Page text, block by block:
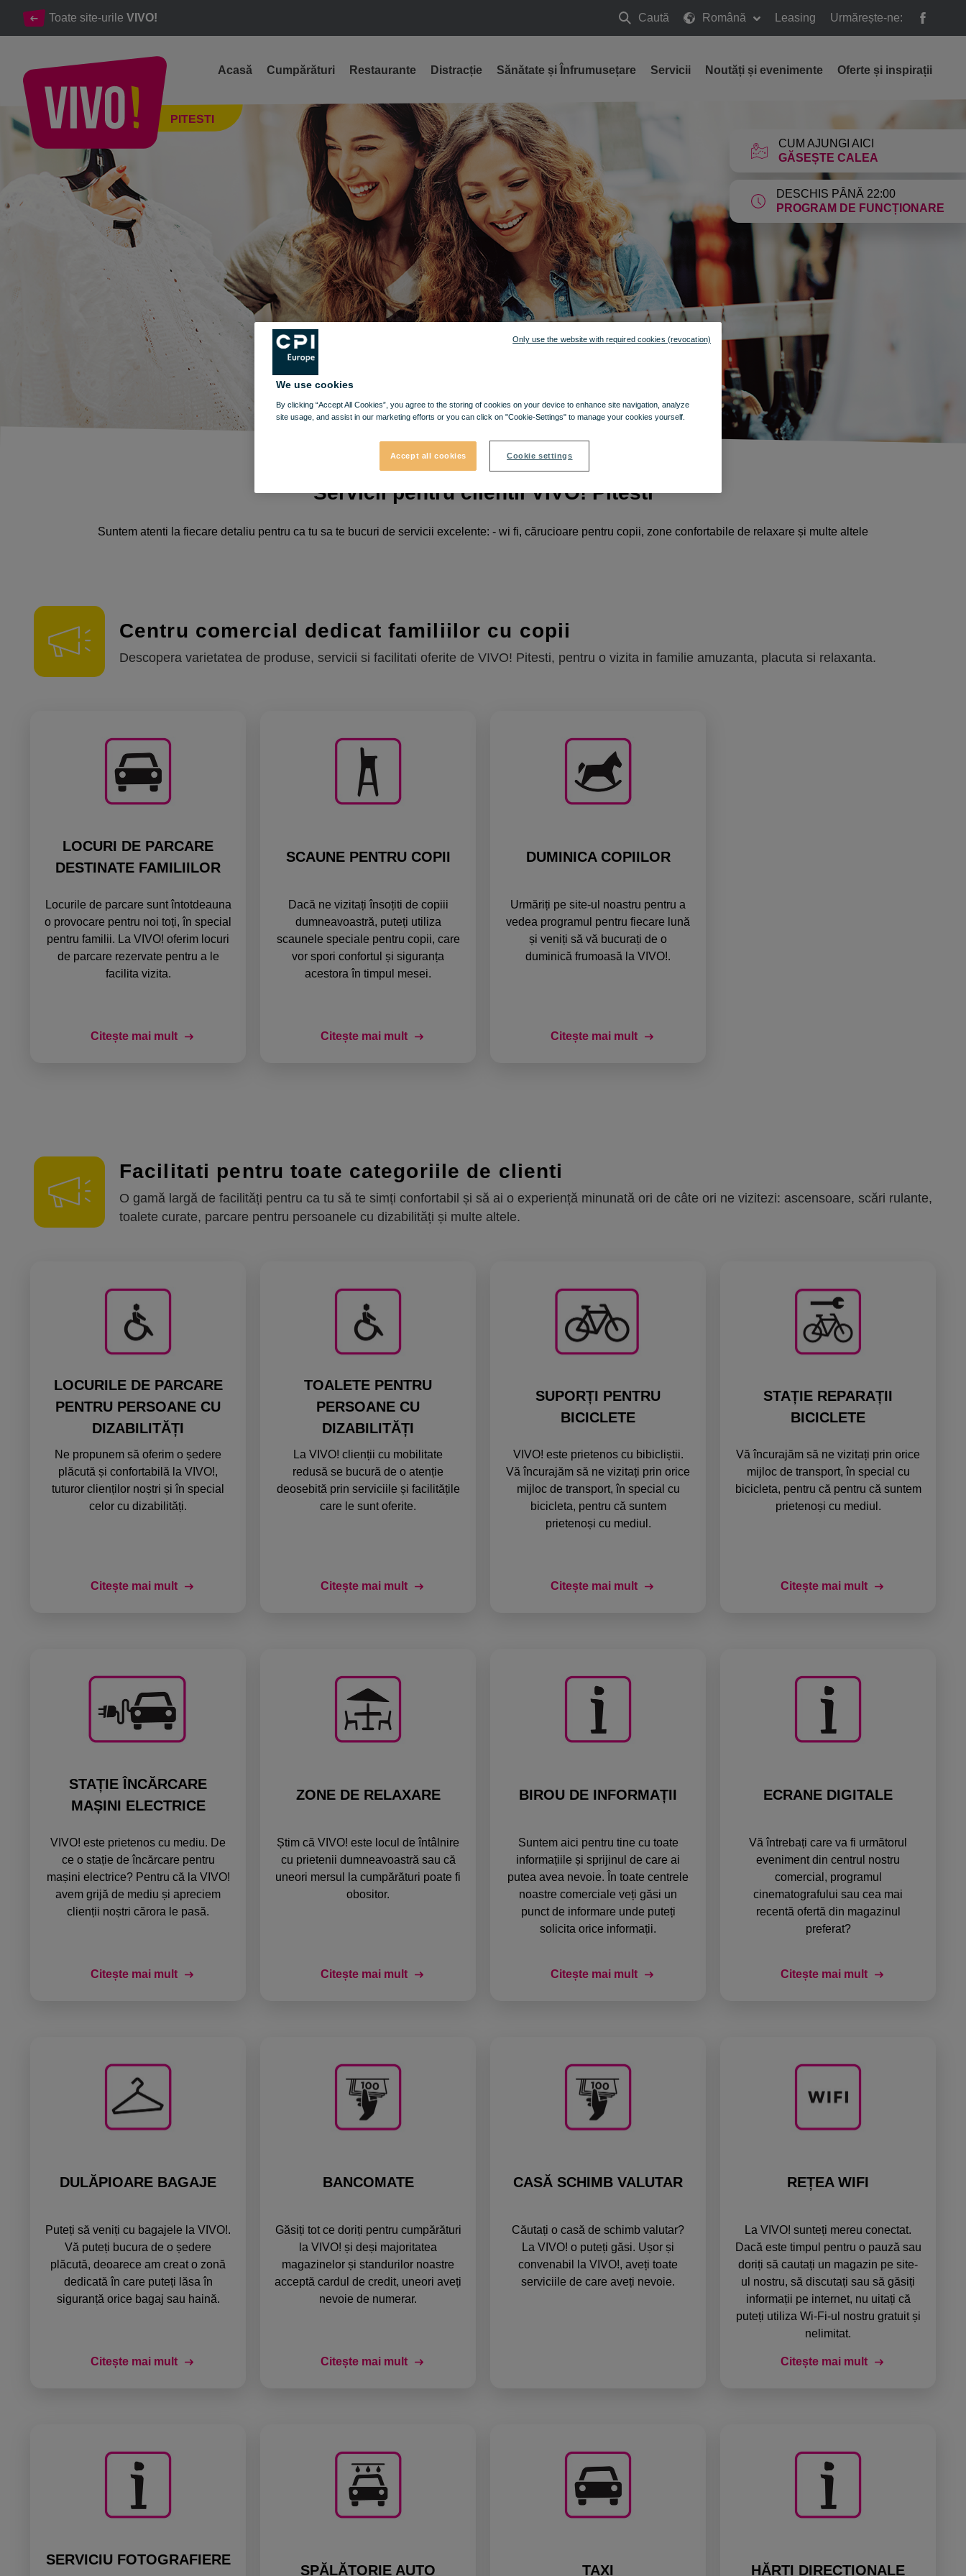
Toate site-urile VIVO! Caută
Caută
Română Leasing Urmărește-ne:
CUM AJUNGI AICI
GĂSEȘTE CALEA
DESCHIS PÂNĂ 22:00
PROGRAM DE FUNCȚIONARE
PITESTI
Acasă Cumpărături Restaurante Distracție Sănătate și Înfrumusețare Servicii Noutăți și evenimente Oferte și inspirații
Servicii
Servicii pentru clientii VIVO! Pitesti
Suntem atenti la fiecare detaliu pentru ca tu sa te bucuri de servicii excelente: - wi fi, cărucioare pentru copii, zone confortabile de relaxare și multe altele
Centru comercial dedicat familiilor cu copii
Descopera varietatea de produse, servicii si facilitati oferite de VIVO! Pitesti, pentru o vizita in familie amuzanta, placuta si relaxanta.
LOCURI DE PARCARE
DESTINATE FAMILIILOR
Locurile de parcare sunt întotdeauna
o provocare pentru noi toți, în special
pentru familii. La VIVO! oferim locuri
de parcare rezervate pentru a le
facilita vizita.
Citește mai mult
SCAUNE PENTRU COPII
Dacă ne vizitați însoțiti de copiii
dumneavoastră, puteți utiliza
scaunele speciale pentru copii, care
vor spori confortul și siguranța
acestora în timpul mesei.
Citește mai mult
DUMINICA COPIILOR
Urmăriți pe site-ul noastru pentru a
vedea programul pentru fiecare lună
și veniți să vă bucurați de o
duminică frumoasă la VIVO!.
Citește mai mult
Facilitati pentru toate categoriile de clienti
O gamă largă de facilități pentru ca tu să te simți confortabil și să ai o experiență minunată ori de câte ori ne vizitezi: ascensoare, scări rulante,
toalete curate, parcare pentru persoanele cu dizabilități și multe altele.
LOCURILE DE PARCARE
PENTRU PERSOANE CU
DIZABILITĂȚI
Ne propunem să oferim o ședere
plăcută și confortabilă la VIVO!,
tuturor clienților noștri și în special
celor cu dizabilități.
Citește mai mult
TOALETE PENTRU
PERSOANE CU
DIZABILITĂȚI
La VIVO! clienții cu mobilitate
redusă se bucură de o atenție
deosebită prin serviciile și facilitățile
care le sunt oferite.
Citește mai mult
SUPORȚI PENTRU
BICICLETE
VIVO! este prietenos cu bibicliștii.
Vă încurajăm să ne vizitați prin orice
mijloc de transport, în special cu
bicicleta, pentru că suntem
prietenoși cu mediul.
Citește mai mult
STAȚIE REPARAȚII
BICICLETE
Vă încurajăm să ne vizitați prin orice
mijloc de transport, în special cu
bicicleta, pentru că pentru că suntem
prietenoși cu mediul.
Citește mai mult
STAȚIE ÎNCĂRCARE
MAȘINI ELECTRICE
VIVO! este prietenos cu mediu. De
ce o stație de încărcare pentru
mașini electrice? Pentru că la VIVO!
avem grijă de mediu și apreciem
clienții noștri cărora le pasă.
Citește mai mult
ZONE DE RELAXARE
Știm că VIVO! este locul de întâlnire
cu prietenii dumneavoastră sau că
uneori mersul la cumpărături poate fi
obositor.
Citește mai mult
BIROU DE INFORMAȚII
Suntem aici pentru tine cu toate
informațiile și sprijinul de care ai
putea avea nevoie. În toate centrele
noastre comerciale veți găsi un
punct de informare unde puteți
solicita orice informații.
Citește mai mult
ECRANE DIGITALE
Vă întrebați care va fi următorul
eveniment din centrul nostru
comercial, programul
cinematografului sau cea mai
recentă ofertă din magazinul
preferat?
Citește mai mult
DULĂPIOARE BAGAJE
Puteți să veniți cu bagajele la VIVO!.
Vă puteți bucura de o ședere
plăcută, deoarece am creat o zonă
dedicată în care puteți lăsa în
siguranță orice bagaj sau haină.
Citește mai mult
BANCOMATE
Găsiți tot ce doriți pentru cumpărături
la VIVO! și deși majoritatea
magazinelor și standurilor noastre
acceptă cardul de credit, uneori aveți
nevoie de numerar.
Citește mai mult
CASĂ SCHIMB VALUTAR
Căutați o casă de schimb valutar?
La VIVO! o puteți găsi. Ușor și
convenabil la VIVO!, aveți toate
serviciile de care aveți nevoie.
REȚEA WIFI
La VIVO! sunteți mereu conectat.
Dacă este timpul pentru o pauză sau
doriți să cautați un magazin pe site-
ul nostru, să discutați sau să găsiți
informații pe internet, nu uitați că
puteți utiliza Wi-Fi-ul nostru gratuit și
nelimitat.
Citește mai mult
SERVICIU FOTOGRAFIERE
SPĂLĂTORIE AUTO TAXI HĂRȚI DIRECȚIONALE
We use cookies
By clicking “Accept All Cookies”, you agree to the storing of cookies on your device to enhance site navigation, analyze
site usage, and assist in our marketing efforts or you can click on "Cookie-Settings" to manage your cookies yourself.
Accept all cookies Cookie settings
Only use the website with required cookies (revocation)